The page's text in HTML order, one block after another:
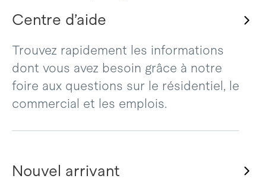
Centre d’aide
Trouvez rapidement les informations
dont vous avez besoin grâce à notre
foire aux questions sur le résidentiel, le
commercial et les emplois.
Nouvel arrivant